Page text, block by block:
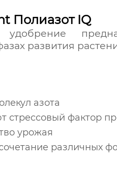
Полиазот IQ
развития
азота
стрессовый фактор
урожая
различных